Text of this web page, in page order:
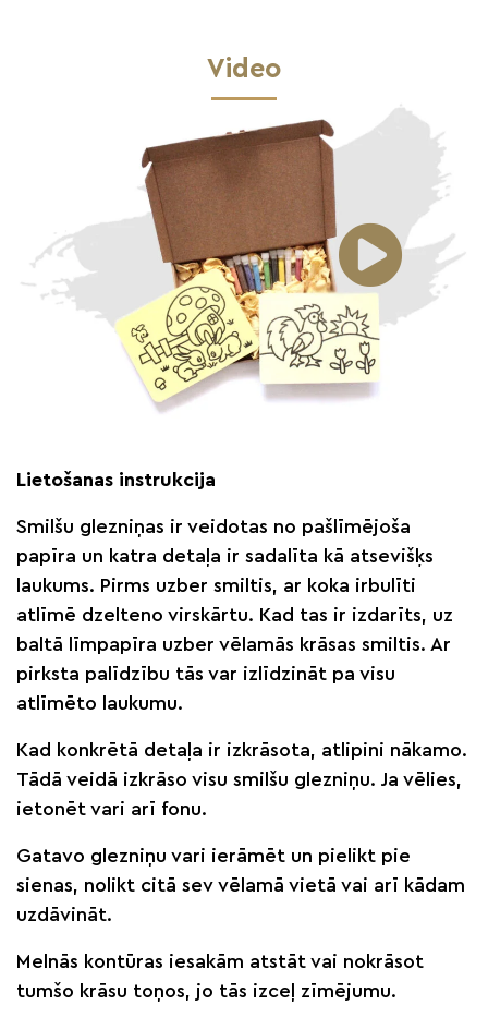
Video
Lietošanas instrukcija
Smilšu glezniņas ir veidotas no pašlīmējoša
papīra un katra detaļa ir sadalīta kā atsevišķs
laukums. Pirms uzber smiltis, ar koka irbulīti
atlīmē dzelteno virskārtu. Kad tas ir izdarīts, uz
baltā līmpapīra uzber vēlamās krāsas smiltis. Ar
pirksta palīdzību tās var izlīdzināt pa visu
atlīmēto laukumu.
Kad konkrētā detaļa ir izkrāsota, atlipini nākamo.
Tādā veidā izkrāso visu smilšu glezniņu. Ja vēlies,
ietonēt vari arī fonu.
Gatavo glezniņu vari ierāmēt un pielikt pie
sienas, nolikt citā sev vēlamā vietā vai arī kādam
uzdāvināt.
Melnās kontūras iesakām atstāt vai nokrāsot
tumšo krāsu toņos, jo tās izceļ zīmējumu.